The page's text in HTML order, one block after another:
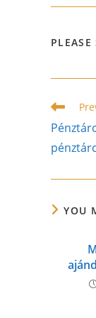
PLEASE
Read
more
articles
YOU